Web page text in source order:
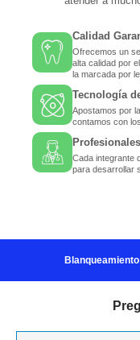
Calidad
Ofrecemos un
alta calidad por
la marcada por
Tecnología
Apostamos por
contamos con
Cada integrante
para desarrollar